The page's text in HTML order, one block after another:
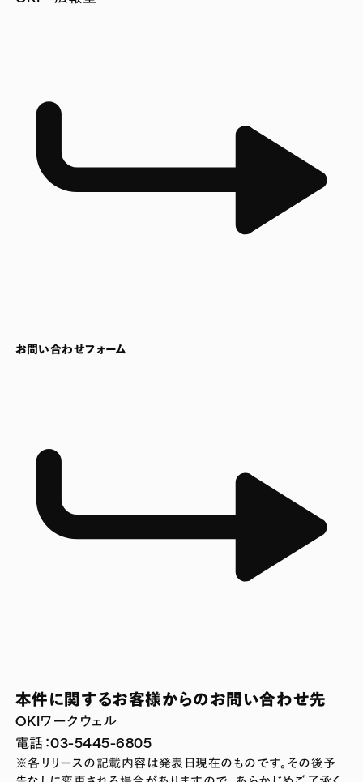
お問い合わせフォーム
本件に関するお客様からのお問い合わせ先
OKIワークウェル
電話：03-5445-6805
※各リリースの記載内容は発表日現在のものです。その後予